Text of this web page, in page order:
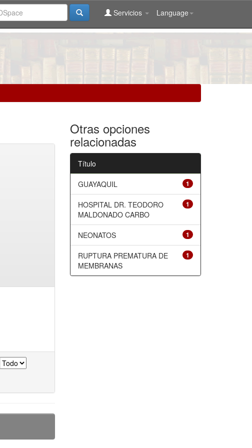
Language
Servicios
Otras opciones
relacionadas
Título
1
GUAYAQUIL
1
HOSPITAL DR. TEODORO
MALDONADO CARBO
1
NEONATOS
1
RUPTURA PREMATURA DE
MEMBRANAS